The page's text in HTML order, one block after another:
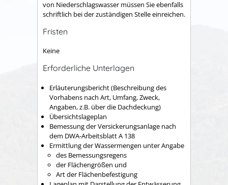
von Niederschlagswasser müssen Sie ebenfalls
schriftlich bei der zuständigen Stelle einreichen.
Fristen
Keine
Erforderliche Unterlagen
Erläuterungsbericht (Beschreibung des
Vorhabens nach Art, Umfang, Zweck,
Angaben, z.B. über die Dachdeckung)
Übersichtslageplan
Bemessung der Versickerungsanlage nach
dem DWA-Arbeitsblatt A 138
Ermittlung der Wassermengen unter Angabe
des Bemessungsregens
der Flächengrößen und
Art der Flächenbefestigung